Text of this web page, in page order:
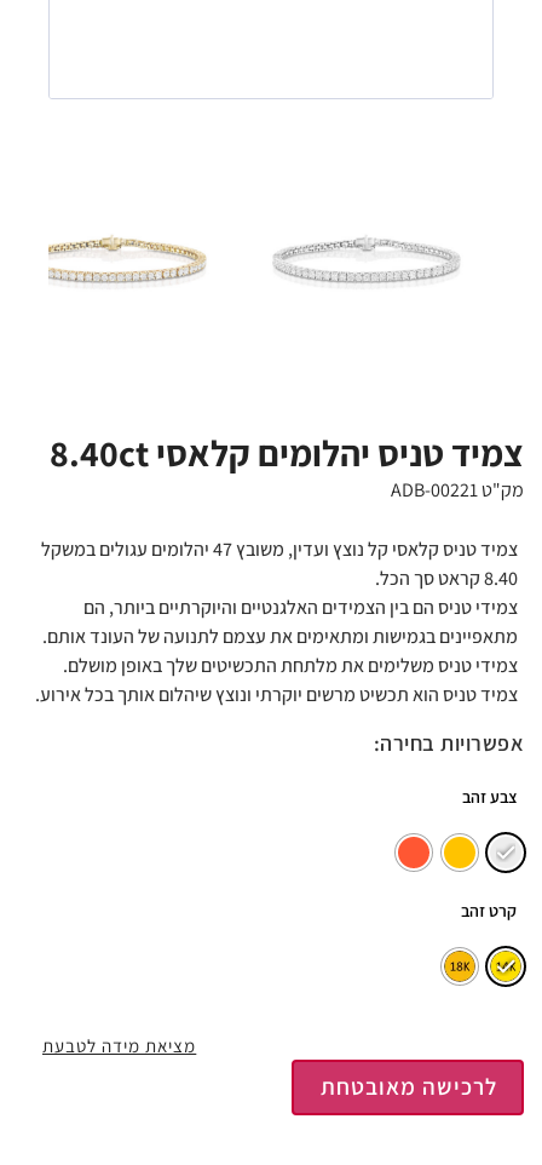
צמיד טניס יהלומים קלאסי 8.40ct
מק"ט ADB-00221
צמיד טניס קלאסי קל נוצץ ועדין, משובץ 47 יהלומים עגולים במשקל
8.40 קראט סך הכל.
צמידי טניס הם בין הצמידים האלגנטיים והיוקרתיים ביותר, הם
מתאפיינים בגמישות ומתאימים את עצמם לתנועה של העונד אותם.
צמידי טניס משלימים את מלתחת התכשיטים שלך באופן מושלם.
צמיד טניס הוא תכשיט מרשים יוקרתי ונוצץ שיהלום אותך בכל אירוע.
אפשרויות בחירה:
צבע זהב
קרט זהב
לרכישה מאובטחת
מציאת מידה לטבעת